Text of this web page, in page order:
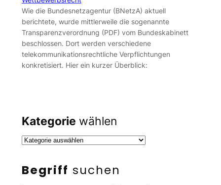
Wie die Bundesnetzagentur (BNetzA) aktuell
berichtete, wurde mittlerweile die sogenannte
Transparenzverordnung (PDF) vom Bundeskabinett
beschlossen. Dort werden verschiedene
telekommunikationsrechtliche Verpflichtungen
konkretisiert. Hier ein kurzer Überblick:
Kategorie wählen
Begriff suchen